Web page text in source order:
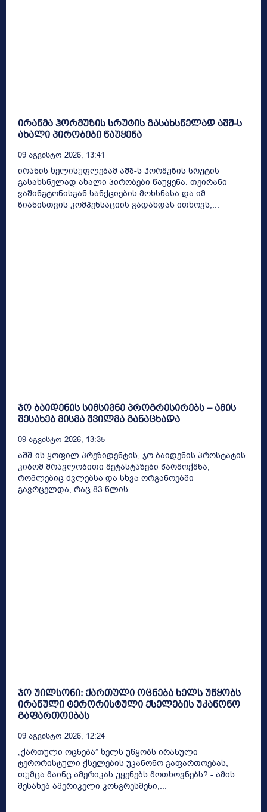
ირანმა ჰორმუზის სრუტის გასახსნელად აშშ-ს
ახალი პირობები წაუყენა
09 Აგვისტო 2026, 13:41
ირანის ხელისუფლებამ აშშ-ს ჰორმუზის სრუტის
გასახსნელად ახალი პირობები წაუყენა. თეირანი
ვაშინგტონისგან სანქციების მოხსნასა და იმ
ზიანისთვის კომპენსაციის გადახდას ითხოვს,...
ჯო ბაიდენის სიმსივნე პროგრესირებს – ამის
შესახებ მისმა შვილმა განაცხადა
09 Აგვისტო 2026, 13:35
აშშ-ის ყოფილ პრეზიდენტის, ჯო ბაიდენის პროსტატის
კიბომ მრავლობითი მეტასტაზები წარმოქმნა,
რომლებიც ძვლებსა და სხვა ორგანოებში
გავრცელდა, რაც 83 წლის...
ჯო უილსონი: ქართული ოცნება ხელს უწყობს
ირანული ტერორისტული ქსელების უკანონო
გაფართოებას
09 Აგვისტო 2026, 12:24
„ქართული ოცნება” ხელს უწყობს ირანული
ტერორისტული ქსელების უკანონო გაფართოებას,
თუმცა მაინც ამერიკას უყენებს მოთხოვნებს? - ამის
შესახებ ამერიკელი კონგრესმენი,...